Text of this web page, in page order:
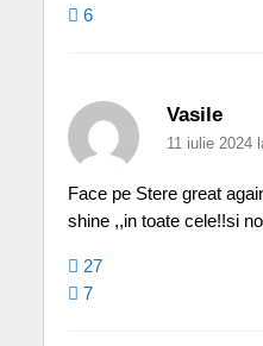
6
Vasile
11 iulie 2024
Face pe Stere great
shine ,,in toate cele!!si
27
7